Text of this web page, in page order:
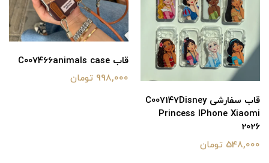
قاب سفارشی C007147Disney
Princess IPhone Xiaomi
2026
548,000 تومان
قاب C007466animals case
998,000 تومان